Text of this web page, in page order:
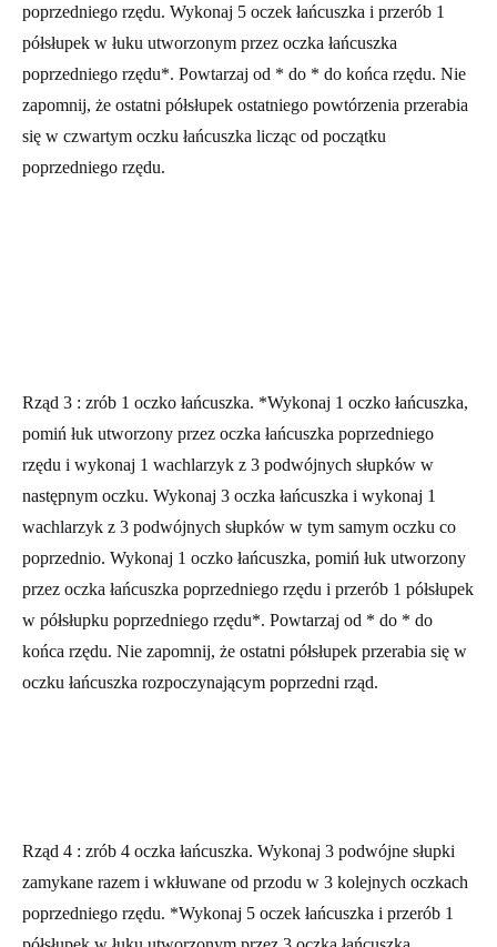
poprzedniego rzędu. Wykonaj 5 oczek łańcuszka i przerób 1
półsłupek w łuku utworzonym przez oczka łańcuszka
poprzedniego rzędu*. Powtarzaj od * do * do końca rzędu. Nie
zapomnij, że ostatni półsłupek ostatniego powtórzenia przerabia
się w czwartym oczku łańcuszka licząc od początku
poprzedniego rzędu.
Rząd 3 : zrób 1 oczko łańcuszka. *Wykonaj 1 oczko łańcuszka,
pomiń łuk utworzony przez oczka łańcuszka poprzedniego
rzędu i wykonaj 1 wachlarzyk z 3 podwójnych słupków w
następnym oczku. Wykonaj 3 oczka łańcuszka i wykonaj 1
wachlarzyk z 3 podwójnych słupków w tym samym oczku co
poprzednio. Wykonaj 1 oczko łańcuszka, pomiń łuk utworzony
przez oczka łańcuszka poprzedniego rzędu i przerób 1 półsłupek
w półsłupku poprzedniego rzędu*. Powtarzaj od * do * do
końca rzędu. Nie zapomnij, że ostatni półsłupek przerabia się w
oczku łańcuszka rozpoczynającym poprzedni rząd.
Rząd 4 : zrób 4 oczka łańcuszka. Wykonaj 3 podwójne słupki
zamykane razem i wkłuwane od przodu w 3 kolejnych oczkach
poprzedniego rzędu. *Wykonaj 5 oczek łańcuszka i przerób 1